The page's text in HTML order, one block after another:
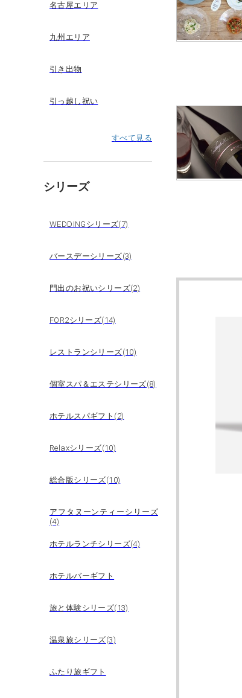
名古屋エリア
九州エリア
引き出物
引っ越し祝い
すべて見る
シリーズ
WEDDINGシリーズ(7)
バースデーシリーズ(3)
門出のお祝いシリーズ(2)
FOR2シリーズ(14)
レストランシリーズ(10)
個室スパ＆エステシリーズ(8)
ホテルスパギフト(2)
Relaxシリーズ(10)
総合版シリーズ(10)
アフタヌーンティーシリーズ
(4)
ホテルランチシリーズ(4)
ホテルバーギフト
旅と体験シリーズ(13)
温泉旅シリーズ(3)
ふたり旅ギフト